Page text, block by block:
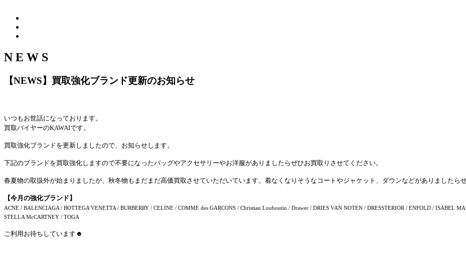
N E W S
【NEWS】買取強化ブランド更新のお知らせ
いつもお世話になっております。
買取バイヤーのKAWAIです。
買取強化ブランドを更新しましたので、お知らせします。
下記のブランドを買取強化しますので不要になったバッグやアクセサリーやお洋服がありましたらぜひお買取りさせてください。
春夏物の取扱外が始まりましたが、秋冬物もまだまだ高価買取させていただいています。着なくなりそうなコートやジャケット、ダウンなどがありましたら
【今月の強化ブランド】
ACNE / BALENCIAGA / BOTTEGA VENETTA / BURBERRY / CELINE / COMME des GARCONS / Christian Louboutin / Drawer / DRIES VAN NOTEN / DRESSTERIOR / ENFOLD / ISABEL
STELLA McCARTNEY / TOGA
ご利用お待ちしています☻